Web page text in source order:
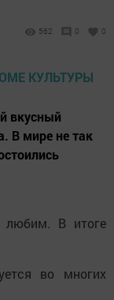
562 0 0
вкусный
В мире не так
В итоге
во многих